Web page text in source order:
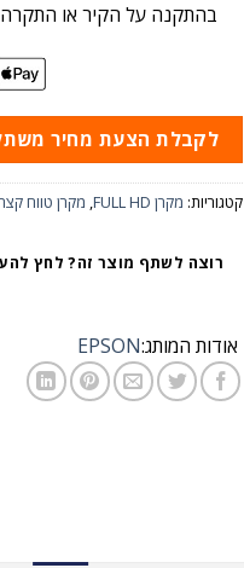
בהתקנה על הקיר או
לקבלת הצעת מחיר
קטגוריות: מקרן FULL HD מקרן טווח קצר
רוצה לשתף מוצר זה? לחץ
אודות המותג:EPSON